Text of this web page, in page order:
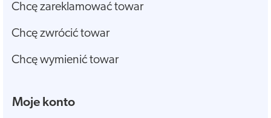
Chcę zareklamować towar
Chcę zwrócić towar
Chcę wymienić towar
Moje konto